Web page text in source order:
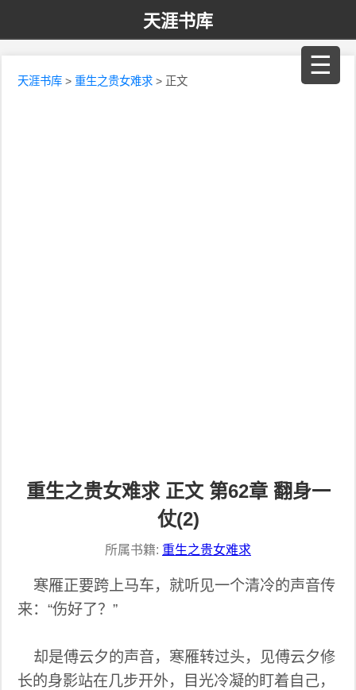
天涯书库
☰
天涯书库 >重生之贵女难求 > 正文
重生之贵女难求 正文 第62章 翻身一
仗(2)
所属书籍: 重生之贵女难求
寒雁正要跨上马车，就听见一个清冷的声音传
来：“伤好了？”
却是傅云夕的声音，寒雁转过头，见傅云夕修
长的身影站在几步开外，目光冷凝的盯着自己，